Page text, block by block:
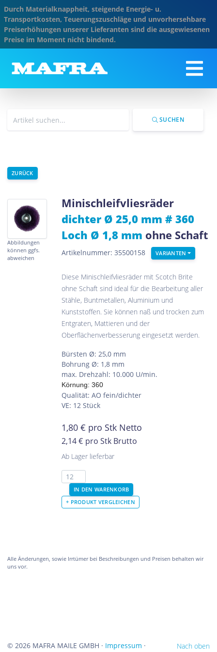
Durch Materialknappheit, steigende Energie- u.
Transportkosten, Teuerungszuschläge und unvorhersehbare
Preiserhöhungen unserer Lieferanten sind die ausgewiesenen
Preise im Moment nicht bindend.
SUCHEN
ZURÜCK
Abbildungen
können ggfs.
abweichen
Minischleifvliesräder
dichter Ø 25,0 mm # 360
Loch Ø 1,8 mm ohne Schaft
Artikelnummer: 35500158 VARIANTEN
Diese Minischleifvliesräder mit Scotch Brite
ohne Schaft sind ideal für die Bearbeitung aller
Stähle, Buntmetallen, Aluminium und
Kunststoffen. Sie können naß und trocken zum
Entgraten, Mattieren und der
Oberflächenverbesserung eingesetzt werden.
Bürsten Ø: 25,0 mm
Bohrung Ø: 1,8 mm
max. Drehzahl: 10.000 U/min.
Körnung: 360
Qualität: AO fein/dichter
VE: 12 Stück
1,80 € pro Stk Netto
2,14 € pro Stk Brutto
Ab Lager lieferbar
Alle Änderungen, sowie Irrtümer bei Beschreibungen und Preisen behalten wir
uns vor.
Nach oben
© 2026 MAFRA MAILE GMBH · Impressum ·